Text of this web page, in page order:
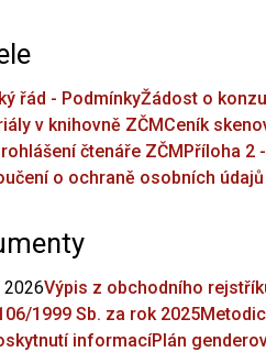
řád - PodmínkyŽádost o
v knihovně ZČMCeník
čtenáře ZČMPříloha 2
o ochraně osobních údajů
2026Výpis z obchodního
1999 Sb. za rok 2025
informacíPlán